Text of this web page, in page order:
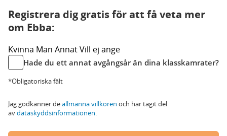
Registrera dig gratis för att få veta mer
om Ebba:
Kvinna Man AnnatVill ej ange
Hade du ett annat avgångsår än dina klasskamrater?
*Obligatoriska fält
Jag godkänner deallmänna villkoren och har tagit del
avdataskyddsinformationen.